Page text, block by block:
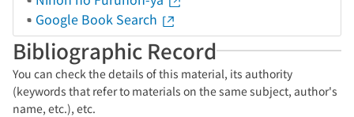
Google Book Search
Bibliographic Record
You can check the details of this material, its authority
(keywords that refer to materials on the same subject, author's
name, etc.), etc.